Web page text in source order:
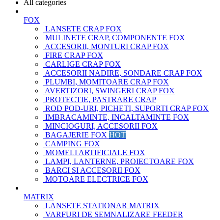
All categories
FOX
LANSETE CRAP FOX
MULINETE CRAP, COMPONENTE FOX
ACCESORII, MONTURI CRAP FOX
FIRE CRAP FOX
CARLIGE CRAP FOX
ACCESORII NADIRE, SONDARE CRAP FOX
PLUMBI, MOMITOARE CRAP FOX
AVERTIZORI, SWINGERI CRAP FOX
PROTECTIE, PASTRARE CRAP
ROD POD-URI, PICHETI, SUPORTI CRAP FOX
IMBRACAMINTE, INCALTAMINTE FOX
MINCIOGURI, ACCESORII FOX
BAGAJERIE FOX HOT
CAMPING FOX
MOMELI ARTIFICIALE FOX
LAMPI, LANTERNE, PROIECTOARE FOX
BARCI SI ACCESORII FOX
MOTOARE ELECTRICE FOX
MATRIX
LANSETE STATIONAR MATRIX
VARFURI DE SEMNALIZARE FEEDER